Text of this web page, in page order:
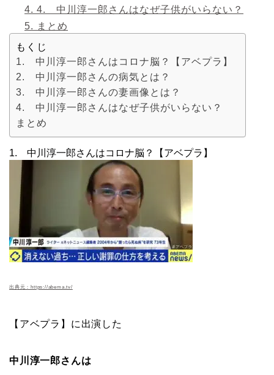
4. 4. 中川淳一郎さんはなぜ子供がいらない？
5. まとめ
もくじ
1. 中川淳一郎さんはコロナ脳？【アベプラ】
2. 中川淳一郎さんの病気とは？
3. 中川淳一郎さんの妻画像とは？
4. 中川淳一郎さんはなぜ子供がいらない？
まとめ
1. 中川淳一郎さんはコロナ脳？【アベプラ】
出典元：https://abema.tv/
【アベプラ】に出演した
中川淳一郎さんは